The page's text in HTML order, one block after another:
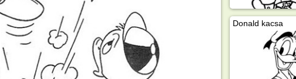
Donald kacsa